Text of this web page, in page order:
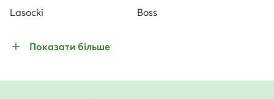
Lasocki
Boss
Показати більше